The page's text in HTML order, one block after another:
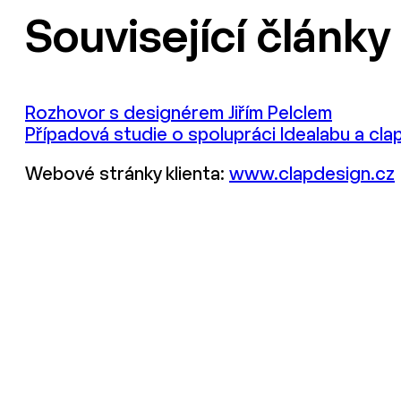
Související články
Rozhovor s designérem Jiřím Pelclem
Případová studie o spolupráci Idealabu a
Webové stránky klienta: www.clapdesign.cz